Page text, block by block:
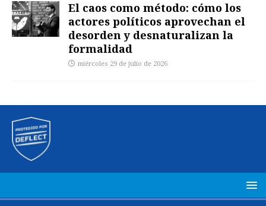
El caos como método: cómo los
actores políticos aprovechan el
desorden y desnaturalizan la
formalidad
miércoles 29 de julio de 2026